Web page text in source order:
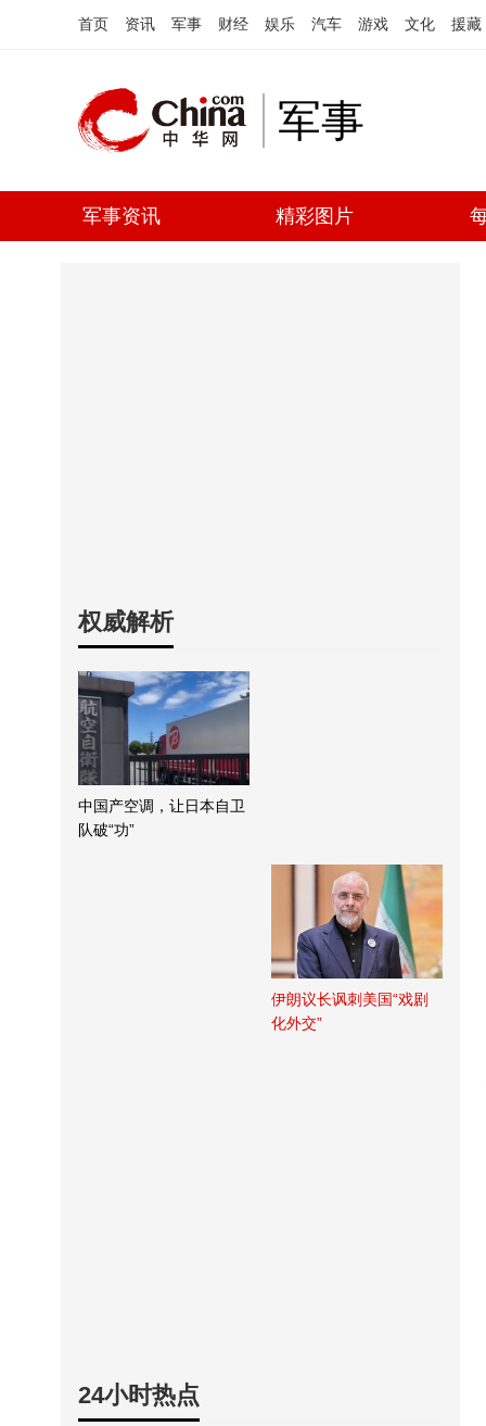
首页 资讯 军事 财经 娱乐 汽车 游戏 文化 援藏
军事
军事资讯 精彩图片
权威解析
中国产空调，让日本自卫
队破“功”
伊朗议长讽刺美国“戏剧
化外交”
24小时热点